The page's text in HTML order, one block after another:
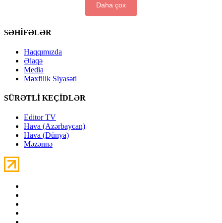
Daha çox
SƏHİFƏLƏR
Haqqımızda
Əlaqə
Media
Məxfilik Siyasəti
SÜRƏTLİ KEÇİDLƏR
Editor TV
Hava (Azərbaycan)
Hava (Dünya)
Məzənnə